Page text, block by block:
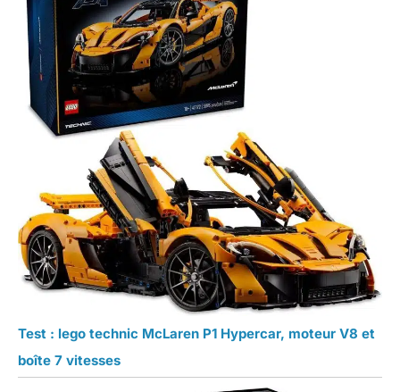
Test : lego technic McLaren P1 Hypercar, moteur V8 et
boîte 7 vitesses